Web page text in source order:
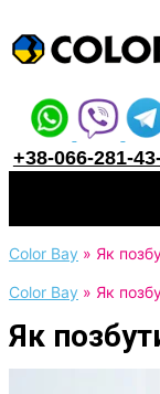
+38-066-281-
вмісту
Color Bay » Як
Color Bay » Як
Як